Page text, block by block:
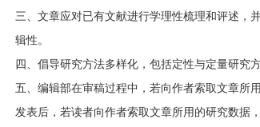
三、文章应对已有文献进行学理性梳理和评述，
辑性。
四、倡导研究方法多样化，包括定性与定量研究
五、编辑部在审稿过程中，若向作者索取文章所
发表后，若读者向作者索取文章所用的研究数据